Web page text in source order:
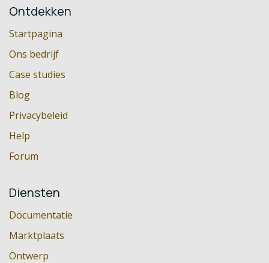
Ontdekken
Startpagina
Ons bedrijf
Case studies
Blog
Privacybeleid
Help
Forum
Diensten
Documentatie
Marktplaats
Ontwerp